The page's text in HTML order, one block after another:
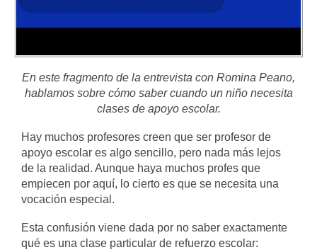
En este fragmento de la entrevista con Romina Peano,
hablamos sobre cómo saber cuando un niño necesita
clases de apoyo escolar.
Hay muchos profesores creen que ser profesor de
apoyo escolar es algo sencillo, pero nada más lejos
de la realidad. Aunque haya muchos profes que
empiecen por aquí, lo cierto es que se necesita una
vocación especial.
Esta confusión viene dada por no saber exactamente
qué es una clase particular de refuerzo escolar: